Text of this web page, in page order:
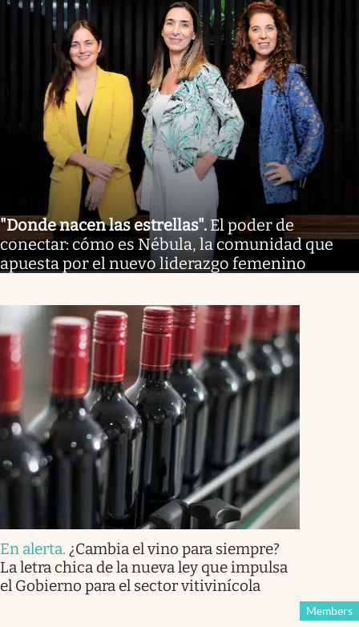
"Donde nacen las estrellas". El poder de
conectar: cómo es Nébula, la comunidad que
apuesta por el nuevo liderazgo femenino
En alerta. ¿Cambia el vino para siempre?
La letra chica de la nueva ley que impulsa
el Gobierno para el sector vitivinícola
Members